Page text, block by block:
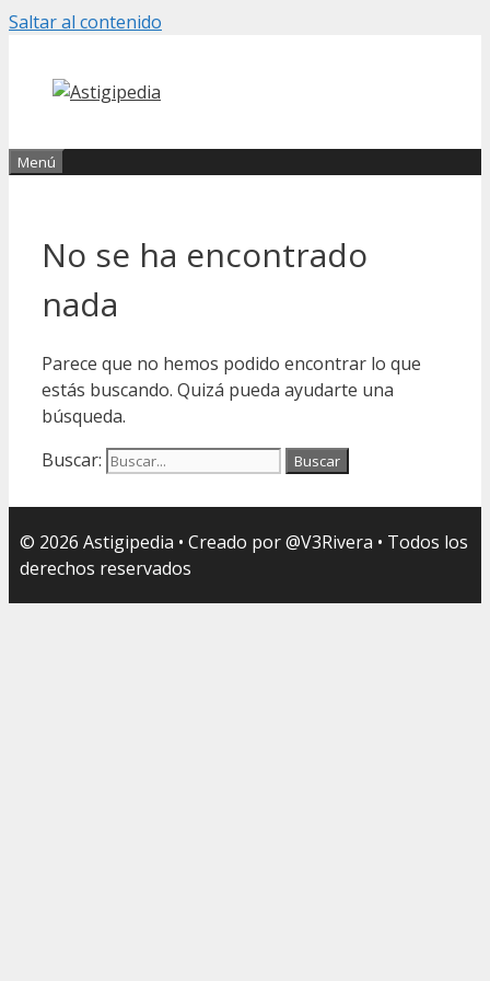
Saltar al contenido
Menú
No se ha encontrado
nada
Parece que no hemos podido encontrar lo que
estás buscando. Quizá pueda ayudarte una
búsqueda.
Buscar:
© 2026 Astigipedia • Creado por @V3Rivera • Todos los
derechos reservados